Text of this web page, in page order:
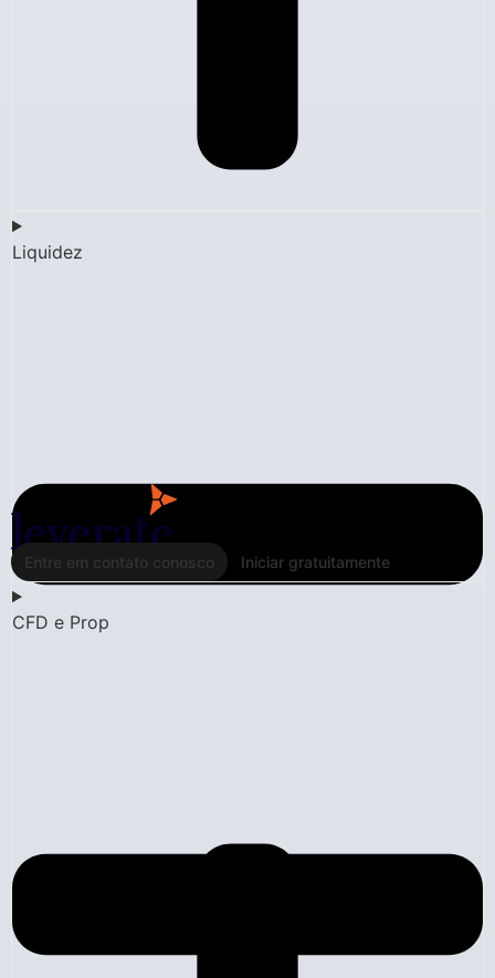
Liquidez
Entre em contato conosco Iniciar gratuitamente
CFD e Prop